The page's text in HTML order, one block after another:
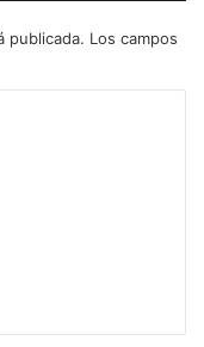
publicada. Los campos